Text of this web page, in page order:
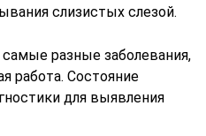
слизистых слезой.
разные заболевания,
работа. Состояние
для выявления